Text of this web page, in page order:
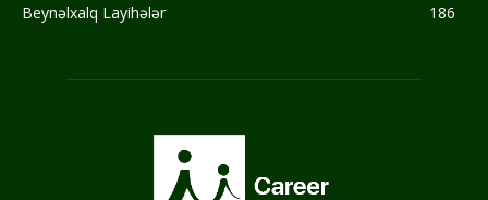
Beynəlxalq Layihələr
186